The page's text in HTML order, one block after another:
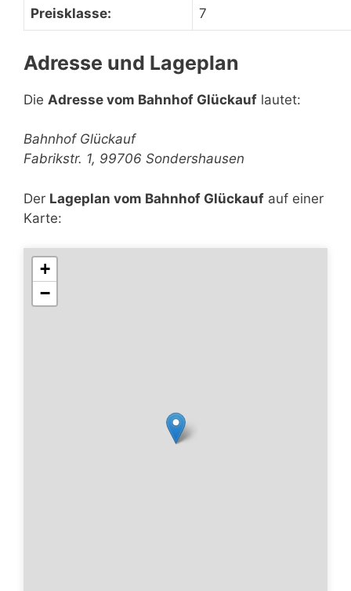
Preisklasse: 7
Adresse und Lageplan
Die Adresse vom Bahnhof Glückauf lautet:
Bahnhof Glückauf
Fabrikstr. 1, 99706 Sondershausen
Der Lageplan vom Bahnhof Glückauf auf einer
Karte:
+
−